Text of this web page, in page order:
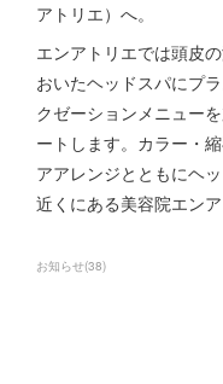
アトリエ）へ。
エンアトリエでは頭皮
おいたヘッドスパにプ
クゼーションメニュー
ートします。カラー・
アアレンジとともにヘ
近くにある美容院エン
お知らせ(38)